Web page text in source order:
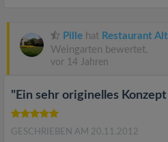
Pille hat Restaurant
Weingarten bewertet.
vor 14 Jahren
"Ein sehr originelles Konzept
GESCHRIEBEN AM 20.11.2012